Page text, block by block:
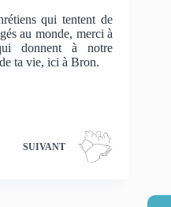
qui tentent de
au monde, merci à
donnent à notre
ta vie, ici à Bron.
SUIVANT